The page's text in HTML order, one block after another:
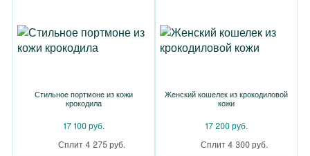
Стильное портмоне из кожи
крокодила
17 100 руб.
Сплит 4 275 руб.
Женский кошелек из крокодиловой
кожи
17 200 руб.
Сплит 4 300 руб.